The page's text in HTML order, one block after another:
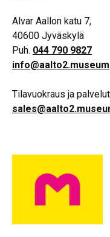
Alvar Aallon katu 7,
40600 Jyväskylä
Puh. 044 790 9827
info@aalto2.museum
Tilavuokraus ja